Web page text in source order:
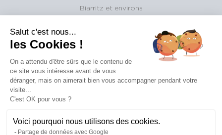
Biarritz et environs
Pyla Sur Mer- Cap-Ferret Gujan-Mestras-La
Andernos-les-bains
©
Plan| Conditions|mentions| barèmes
Salut c'est nous...
les Cookies !
On a attendu d'être sûrs que le contenu de
ce site vous intéresse avant de vous
déranger, mais on aimerait bien vous accompagner pendant votre
visite...
C'est OK pour vous ?
Voici pourquoi nous utilisons des cookies.
Partage de données avec Google